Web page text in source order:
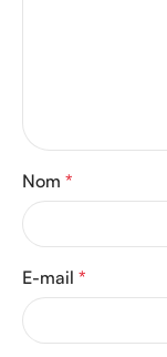
Nom *
E-mail *